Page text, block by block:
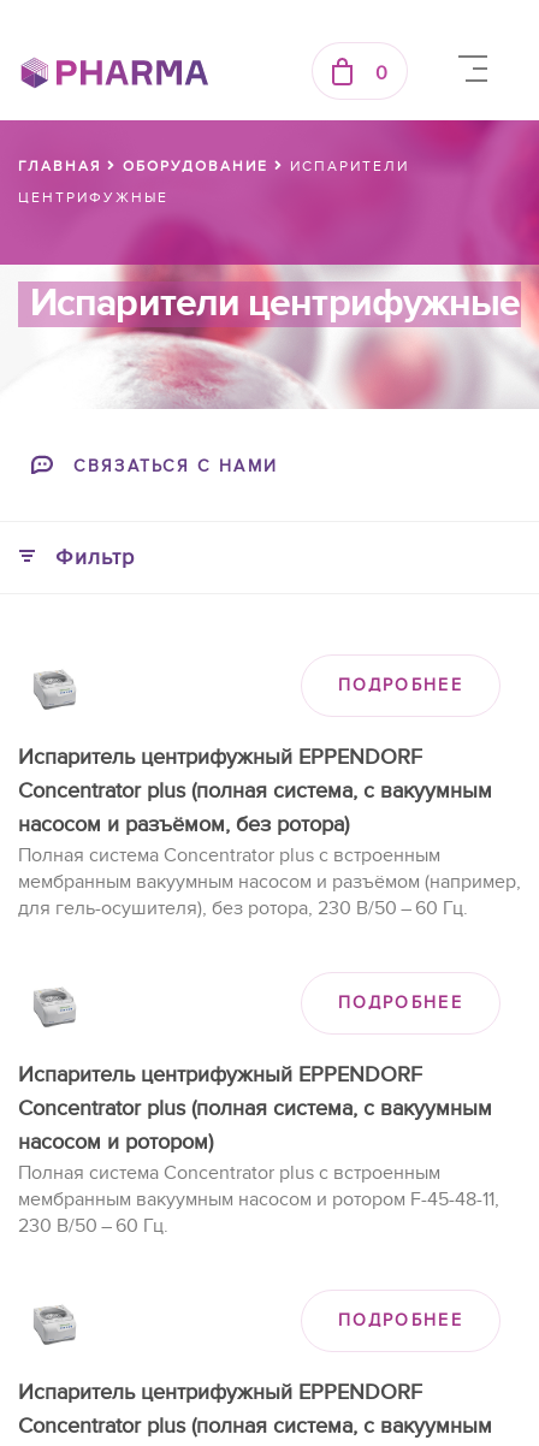
0
ГЛАВНАЯ ОБОРУДОВАНИЕ
ИСПАРИТЕЛИ
ЦЕНТРИФУЖНЫЕ
Испарители центрифужные
СВЯЗАТЬСЯ С НАМИ
Фильтр
ПОДРОБНЕЕ
Испаритель центрифужный EPPENDORF
Concentrator plus (полная система, с вакуумным
насосом и разъёмом, без ротора)
Полная система Concentrator plus с встроенным
мембранным вакуумным насосом и разъёмом (например,
для гель-осушителя), без ротора, 230 В/50 – 60 Гц.
ПОДРОБНЕЕ
Испаритель центрифужный EPPENDORF
Concentrator plus (полная система, с вакуумным
насосом и ротором)
Полная система Concentrator plus с встроенным
мембранным вакуумным насосом и ротором F-45-48-11,
230 В/50 – 60 Гц.
ПОДРОБНЕЕ
Испаритель центрифужный EPPENDORF
Concentrator plus (полная система, с вакуумным